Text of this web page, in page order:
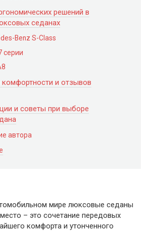
решений в
седанах
Benz S-Class
серии
комфортности и отзывов
и советы при выборе
автора
мире люксовые седаны
– это сочетание передовых
комфорта и утонченного